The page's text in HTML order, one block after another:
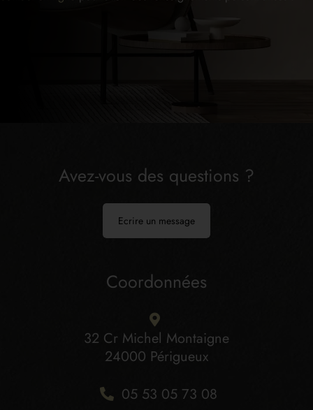
Avez-vous des questions ?
Ecrire un message
Coordonnées
32 Cr Michel Montaigne
24000 Périgueux
05 53 05 73 08